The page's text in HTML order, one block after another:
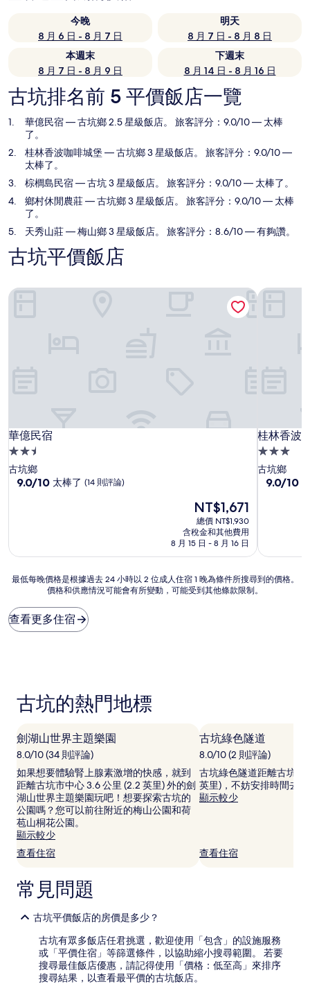
今晚
8 月 6 日 - 8 月 7 日
明天
8 月 7 日 - 8 月 8 日
本週末
8 月 7 日 - 8 月 9 日
下週末
8 月 14 日 - 8 月 16 日
古坑排名前 5 平價飯店一覽
華億民宿— 古坑鄉 2.5 星級飯店。 旅客評分：9.0/10 — 太棒
了。
桂林香波咖啡城堡 — 古坑鄉 3 星級飯店。 旅客評分：9.0/10 —
太棒了。
棕櫚島民宿— 古坑 3 星級飯店。 旅客評分：9.0/10 — 太棒了。
鄉村休閒農莊— 古坑鄉 3 星級飯店。 旅客評分：9.0/10 — 太棒
了。
天秀山莊— 梅山鄉 3 星級飯店。 旅客評分：8.6/10 — 有夠讚。
古坑平價飯店
華億民宿
華億民宿
2.5
星
級
古坑鄉
9.0
太
了，
則
評
論)
9.0/10 太棒了 (14 則評論)
現
在
價
格
為
NT$1,671
總價 NT$1,930
含稅金和其他費用
8 月 15 日 - 8 月 16 日
華億民宿
桂林香波
桂林香波
3.0
星
級
古坑鄉
9.0
太
了，
9.0/10
桂林香波
最
晚
價
去
時
以
位
成
人
宿
晚
最低每晚價格是根據過去 24 小時以 2 位成人住宿 1 晚為條件所搜尋到的價格。
價格和供應情況可能會有所變動，可能受到其他條款限制。
查看更多住宿
古坑的熱門地標
劍湖山世界主題樂園
8.0/10 (34 則評論)
如果想要體驗腎上腺素激增的快感，就到
距離古坑市中心 3.6 公里 (2.2 英里) 外的劍
湖山世界主題樂園玩吧！想要探索古坑的
公園嗎？您可以前往附近的梅山公園和荷
苞山桐花公園。
顯示較少
查看住宿
古坑綠色隧道
8.0/10 (2 則評論)
古坑綠色隧道距離古坑市
英里)，不妨安排時間去
顯示較少
查看住宿
常見問題
古坑平價飯店的房價是多少？
古坑有眾多飯店任君挑選，歡迎使用「包含」的設施服務
或「平價住宿」等篩選條件，以協助縮小搜尋範圍。 若要
搜尋最佳飯店優惠，請記得使用「價格：低至高」來排序
搜尋結果，以查看最平價的古坑飯店。